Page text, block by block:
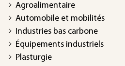
Agroalimentaire
Automobile et mobilités
Industries bas carbone
Équipements industriels
Plasturgie